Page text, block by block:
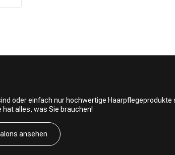
oder einfach nur hochwertige Haarpflegeprodukte
hat alles, was Sie brauchen!
ansehen